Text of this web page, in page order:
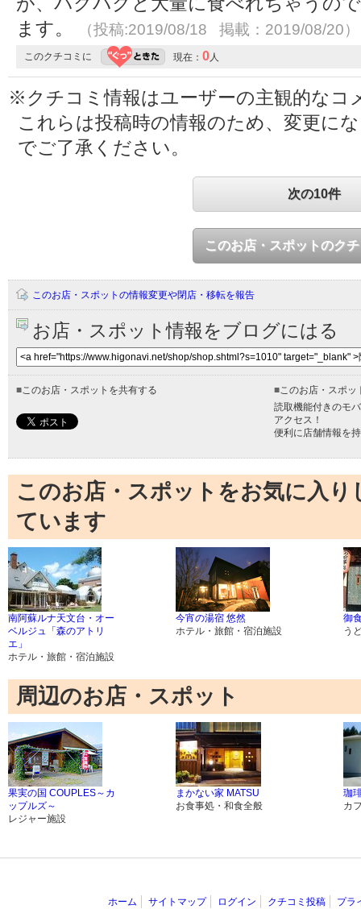
ます。
（投稿:2019/08/18 掲載：2019/08/20）
このクチコミに 現在： 0人
※クチコミ情報はユーザーの主観的なコ
これらは投稿時の情報のため、変更に
でご了承ください。
次の10件
このお店・スポットのク
このお店・スポットの情報変更や閉店・移転を報告
お店・スポット情報をブログにはる
■このお店・スポットを共有する ■このお店・スポッ
読取機能付きのモ
アクセス！
便利に店舗情報を
このお店・スポットをお気に入
ています
南阿蘇ルナ天文台・オー
ベルジュ「森のアトリ
エ」
ホテル・旅館・宿泊施設
今宵の湯宿 悠然
ホテル・旅館・宿泊施設
御
う
周辺のお店・スポット
果実の国 COUPLES～カ
ップルズ～
レジャー施設
まかない家 MATSU
お食事処・和食全般
珈
カ
ホーム サイトマップ ログイン クチコミ投稿 プラ